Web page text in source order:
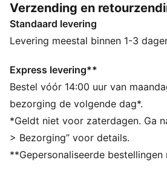
ALLE INS EN OUTS
Gemaakt van minstens 50%
DETAILS
Hoofdmateriaal 2: sweatstof
Hals: Ronde hals
Lange mouwen
Lengte: Normaal
PUMA voor jongeren:
kinderen tussen 8 en 16 jaar
Verzending en
Standaard levering
Levering meestal binnen 1-3
Express levering**
Bestel vóór 14:00 uur van
bezorging de volgende dag*.
*Geldt niet voor zaterdagen. Ga
> Bezorging” voor details.
**Gepersonaliseerde bestellingen